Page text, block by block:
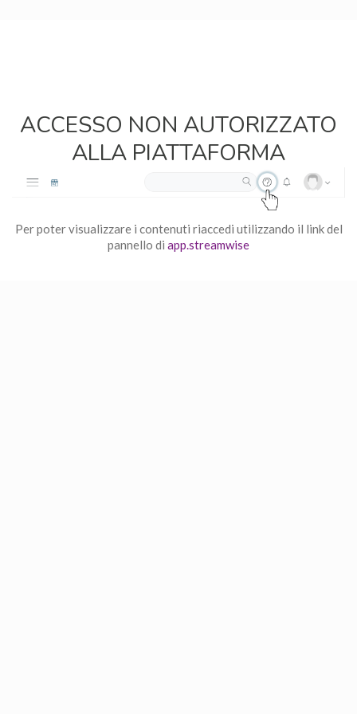
ACCESSO NON AUTORIZZATO
ALLA PIATTAFORMA
Per poter visualizzare i contenuti riaccedi utilizzando il link del
pannello di app.streamwise